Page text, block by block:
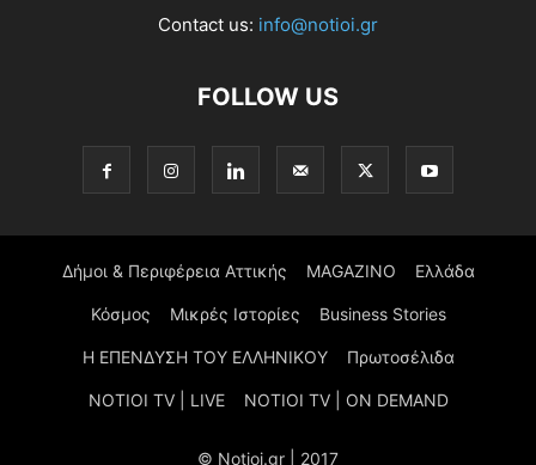
Contact us: info@notioi.gr
FOLLOW US
Δήμοι & Περιφέρεια Αττικής MAGAZINO Ελλάδα
Κόσμος Μικρές Ιστορίες Business Stories
Η ΕΠΕΝΔΥΣΗ ΤΟΥ ΕΛΛΗΝΙΚΟΥ Πρωτοσέλιδα
NOTIOI TV | LIVE NOTIOI TV | ON DEMAND
© Notioi.gr | 2017